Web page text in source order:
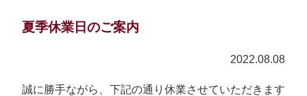
夏季休業日のご案内
2022.08.08
誠に勝手ながら、下記の通り休業させていただきます